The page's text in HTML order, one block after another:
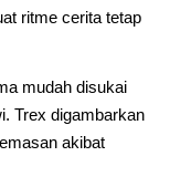
ritme cerita tetap
mudah disukai
Trex digambarkan
akibat